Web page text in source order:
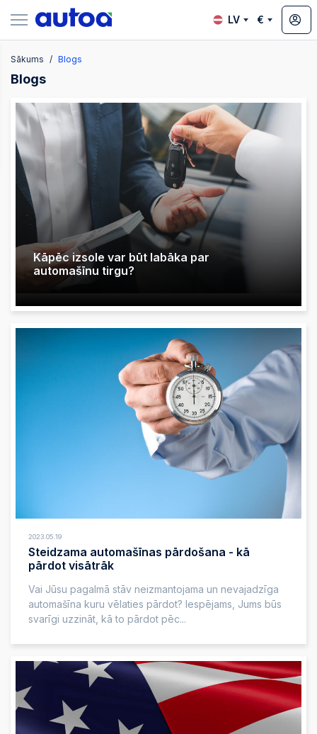
LV €
Sākums Blogs
Blogs
Kāpēc izsole var būt labāka par
automašīnu tirgu?
2023.05.19
Steidzama automašīnas pārdošana - kā
pārdot visātrāk
Vai Jūsu pagalmā stāv neizmantojama un nevajadzīga
automašīna kuru vēlaties pārdot? Iespējams, Jums būs
svarīgi uzzināt, kā to pārdot pēc...